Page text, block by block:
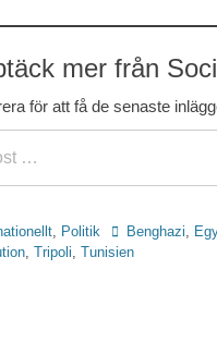
mer från
för att få de senaste
, Politik Etiketter
Benghazi,
, Tripoli, Tunisien